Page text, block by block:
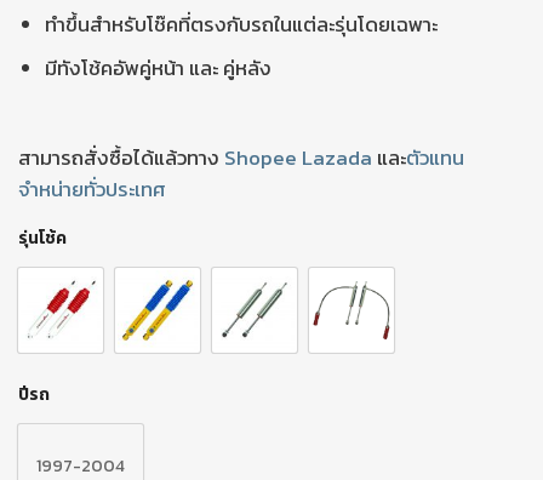
ทำขึ้นสำหรับโช๊คที่ตรงกับรถในแต่ละรุ่นโดยเฉพาะ
มีทังโช้คอัพคู่หน้า และ คู่หลัง
สามารถสั่งซื้อได้แล้วทาง Shopee Lazada และตัวแทน
จำหน่ายทั่วประเทศ
รุ่นโช้ค
ปีรถ
1997-2004